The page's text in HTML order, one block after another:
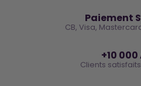
Paiement
CB, Visa,
+10
Clients